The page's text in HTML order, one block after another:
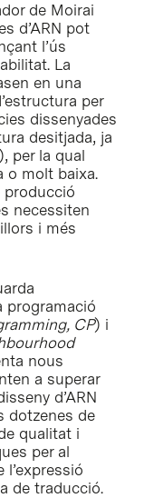
de Moirai
d’ARN pot
l’ús
La
en una
per
dissenyades
desitjada, ja
per la qual
o molt baixa.
producció
necessiten
i més
programació
CP) i
nous
a superar
d’ARN
dotzenes de
qualitat i
per al
l’expressió
de traducció.